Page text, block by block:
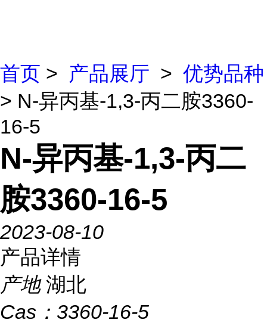
首页 > 产品展厅 > 优势品种
> N-异丙基-1,3-丙二胺3360-
16-5
N-异丙基-1,3-丙二
胺3360-16-5
2023-08-10
产品详情
产地 湖北
Cas： 3360-16-5